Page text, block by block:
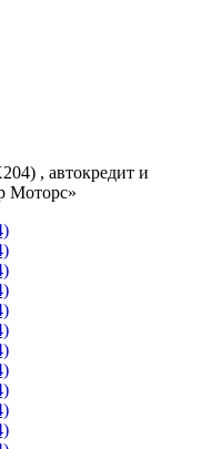
, автокредит и
Моторс»